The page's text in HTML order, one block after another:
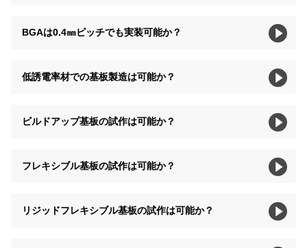
BGAは0.4㎜ピッチでも実装可能か？
低誘電率材での基板製造は可能か？
ビルドアップ基板の試作は可能か？
フレキシブル基板の試作は可能か？
リジッドフレキシブル基板の試作は可能か？